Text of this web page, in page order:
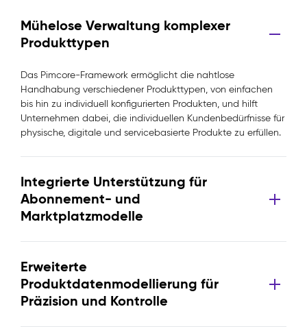
Mühelose Verwaltung komplexer
Produkttypen
Das Pimcore-Framework ermöglicht die nahtlose
Handhabung verschiedener Produkttypen, von einfachen
bis hin zu individuell konfigurierten Produkten, und hilft
Unternehmen dabei, die individuellen Kundenbedürfnisse für
physische, digitale und servicebasierte Produkte zu erfüllen.
Integrierte Unterstützung für
Abonnement- und
Marktplatzmodelle
Erweiterte
Produktdatenmodellierung für
Präzision und Kontrolle